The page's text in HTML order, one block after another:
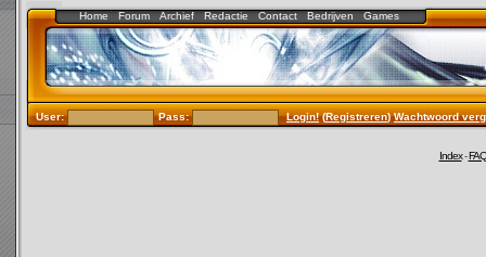
Home Forum Archief Redactie Contact Bedrijven Games
User: Pass: Login!(Registreren)Wachtwoord
Index-FAQ